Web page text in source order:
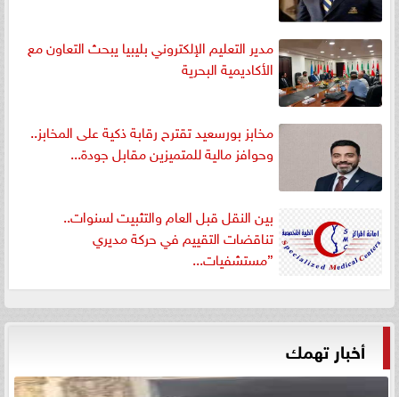
مدير التعليم الإلكتروني بليبيا يبحث التعاون مع
الأكاديمية البحرية
مخابز بورسعيد تقترح رقابة ذكية على المخابز..
وحوافز مالية للمتميزين مقابل جودة...
بين النقل قبل العام والتثبيت لسنوات..
تناقضات التقييم في حركة مديري
”مستشفيات...
أخبار تهمك